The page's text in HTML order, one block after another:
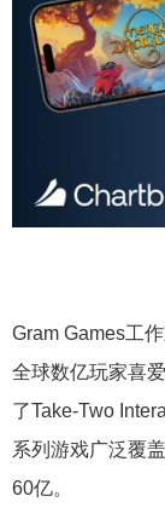
Gram Games工
全球数亿玩家喜
了Take-Two
系列游戏广泛覆
60亿。